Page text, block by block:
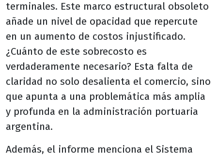
terminales. Este marco estructural obsoleto
añade un nivel de opacidad que repercute
en un aumento de costos injustificado.
¿Cuánto de este sobrecosto es
verdaderamente necesario? Esta falta de
claridad no solo desalienta el comercio, sino
que apunta a una problemática más amplia
y profunda en la administración portuaria
argentina.
Además, el informe menciona el Sistema